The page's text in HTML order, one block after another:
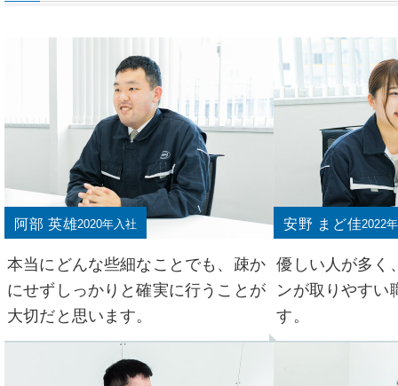
阿部 英雄2020年入社
本当にどんな些細なことでも、疎か
にせずしっかりと確実に行うことが
大切だと思います。
安野 まど佳2022
優しい人が多く
ンが取りやすい
す。